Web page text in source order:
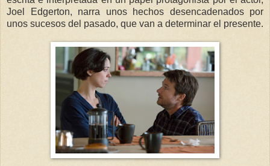
Joel Edgerton, narra unos hechos desencadenados por
unos sucesos del pasado, que van a determinar el presente.